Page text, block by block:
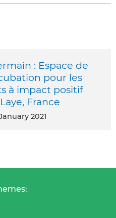
: Espace de
pour les
à impact positif
France
2021